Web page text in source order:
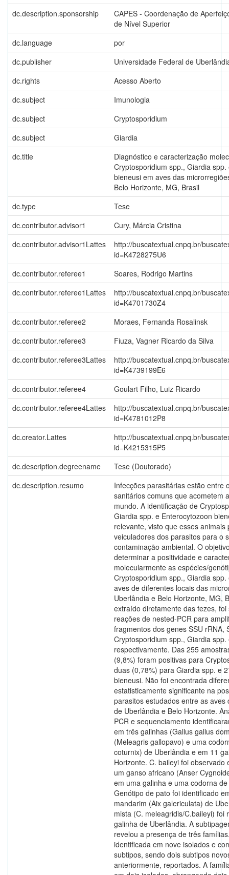
dc.description.sponsorship
CAPES - Coordenação de
de Nível Superior
dc.language
por
dc.publisher
Universidade Federal de
dc.rights
Acesso Aberto
dc.subject
Imunologia
dc.subject
Cryptosporidium
dc.subject
Giardia
dc.title
Diagnóstico e caracterização
Cryptosporidium spp., Giardia
bieneusi em aves das
Belo Horizonte, MG, Brasil
dc.type
Tese
dc.contributor.advisor1
Cury, Márcia Cristina
dc.contributor.advisor1Lattes
http://buscatextual.cnpq.br/
id=K4728275U6
dc.contributor.referee1
Soares, Rodrigo Martins
dc.contributor.referee1Lattes
http://buscatextual.cnpq.br/
id=K4701730Z4
dc.contributor.referee2
Moraes, Fernanda Rosalinsk
dc.contributor.referee3
Fiuza, Vagner Ricardo da Silva
dc.contributor.referee3Lattes
http://buscatextual.cnpq.br/
id=K4739199E6
dc.contributor.referee4
Goulart Filho, Luiz Ricardo
dc.contributor.referee4Lattes
http://buscatextual.cnpq.br/
id=K4781012P8
dc.creator.Lattes
http://buscatextual.cnpq.br/
id=K4215315P5
dc.description.degreename
Tese (Doutorado)
dc.description.resumo
Infecções parasitárias estão entre
sanitários comuns que acometem
mundo. A identificação de
Giardia spp. e Enterocytozoon
relevante, visto que esses animais
veiculadores dos parasitos para o
contaminação ambiental. O
determinar a positividade e
molecularmente as espécies/
Cryptosporidium spp., Giardia
aves de diferentes locais das
Uberlândia e Belo Horizonte, MG,
extraído diretamente das fezes, foi
reações de nested-PCR para
fragmentos dos genes SSU rRNA,
Cryptosporidium spp., Giardia spp.
respectivamente. Das 255
(9,8%) foram positivas para
duas (0,78%) para Giardia spp. e
bieneusi. Não foi encontrada
estatisticamente significante na
parasitos estudados entre as aves
de Uberlândia e Belo Horizonte.
PCR e sequenciamento
em três galinhas (Gallus gallus
(Meleagris gallopavo) e uma
coturnix) de Uberlândia e em 11
Horizonte. C. baileyi foi observado
um ganso africano (Anser
em uma galinha e uma codorna
Genótipo de pato foi identificado
mandarim (Aix galericulata) de
mista (C. meleagridis/C.baileyi) foi
galinha de Uberlândia. A
revelou a presença de três
identificada em nove isolados e
subtipos, sendo dois subtipos
anteriormente, reportados. A